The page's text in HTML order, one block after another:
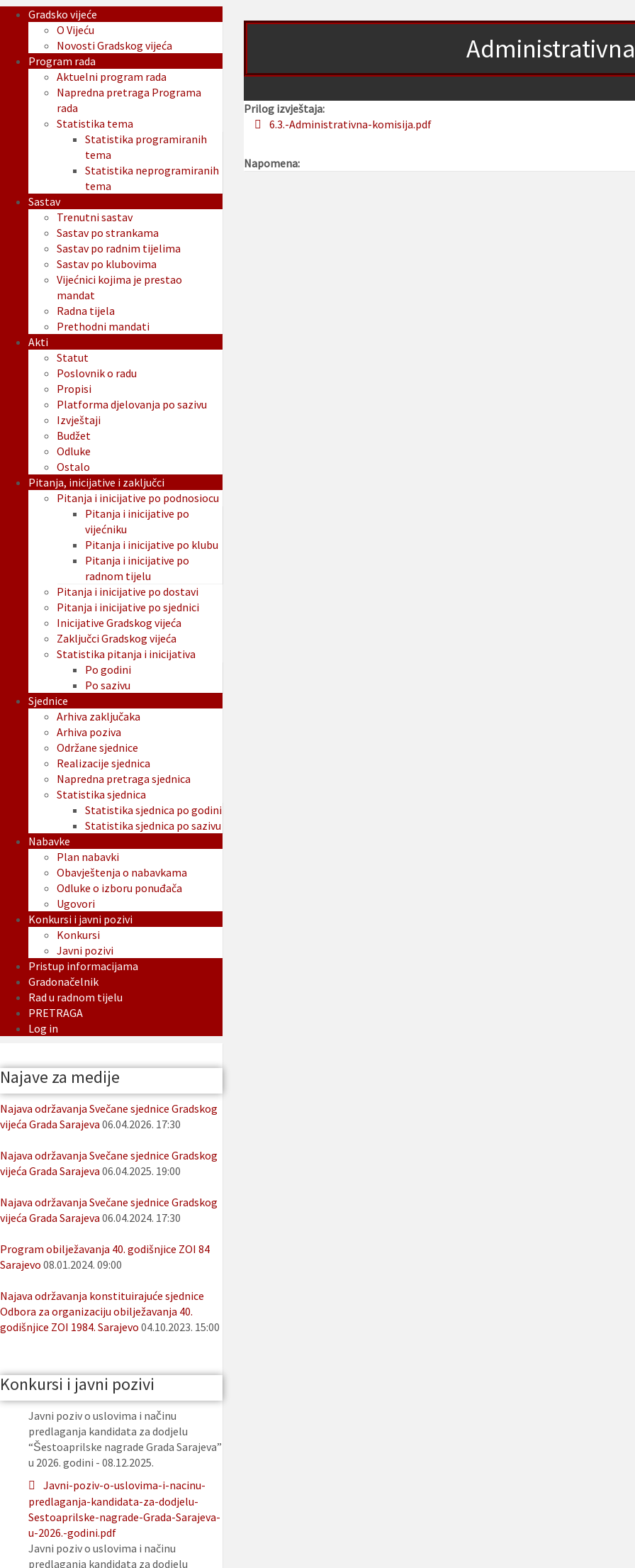
Prilog izvještaja:
6.3.-Administrativna-komisija.pdf
Napomena:
Gradsko vijeće
O Vijeću
Novosti Gradskog vijeća
Program rada
Aktuelni program rada
Napredna pretraga Programa
rada
Statistika tema
Statistika programiranih
tema
Statistika neprogramiranih
tema
Sastav
Trenutni sastav
Sastav po strankama
Sastav po radnim tijelima
Sastav po klubovima
Vijećnici kojima je prestao
mandat
Radna tijela
Prethodni mandati
Akti
Statut
Poslovnik o radu
Propisi
Platforma djelovanja po sazivu
Izvještaji
Budžet
Odluke
Ostalo
Pitanja, inicijative i zaključci
Pitanja i inicijative po podnosiocu
Pitanja i inicijative po
vijećniku
Pitanja i inicijative po klubu
Pitanja i inicijative po
radnom tijelu
Pitanja i inicijative po dostavi
Pitanja i inicijative po sjednici
Inicijative Gradskog vijeća
Zaključci Gradskog vijeća
Statistika pitanja i inicijativa
Po godini
Po sazivu
Sjednice
Arhiva zaključaka
Arhiva poziva
Održane sjednice
Realizacije sjednica
Napredna pretraga sjednica
Statistika sjednica
Statistika sjednica po godini
Statistika sjednica po sazivu
Nabavke
Plan nabavki
Obavještenja o nabavkama
Odluke o izboru ponuđača
Ugovori
Konkursi i javni pozivi
Konkursi
Javni pozivi
Pristup informacijama
Gradonačelnik
Rad u radnom tijelu
PRETRAGA
Log in
Najave za medije
Najava održavanja Svečane sjednice Gradskog
vijeća Grada Sarajeva 06.04.2026. 17:30
Najava održavanja Svečane sjednice Gradskog
vijeća Grada Sarajeva 06.04.2025. 19:00
Najava održavanja Svečane sjednice Gradskog
vijeća Grada Sarajeva 06.04.2024. 17:30
Program obilježavanja 40. godišnjice ZOI 84
Sarajevo 08.01.2024. 09:00
Najava održavanja konstituirajuće sjednice
Odbora za organizaciju obilježavanja 40.
godišnjice ZOI 1984. Sarajevo 04.10.2023. 15:00
Konkursi i javni pozivi
Javni poziv o uslovima i načinu
predlaganja kandidata za dodjelu
“Šestoaprilske nagrade Grada Sarajeva”
u 2026. godini - 08.12.2025.
Javni-poziv-o-uslovima-i-nacinu-
predlaganja-kandidata-za-dodjelu-
Sestoaprilske-nagrade-Grada-Sarajeva-
u-2026.-godini.pdf
Javni poziv o uslovima i načinu
predlaganja kandidata za dodjelu